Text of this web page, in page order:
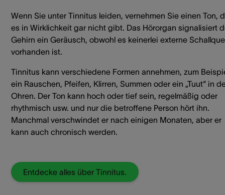
Wenn Sie unter Tinnitus leiden, vernehmen Sie einen Ton,
es in Wirklichkeit gar nicht gibt. Das Hörorgan signalisiert
Gehirn ein Geräusch, obwohl es keinerlei externe
vorhanden ist.
Tinnitus kann verschiedene Formen annehmen, zum
ein Rauschen, Pfeifen, Klirren, Summen oder ein „Tuut“ in
Ohren. Der Ton kann hoch oder tief sein, regelmäßig oder
rhythmisch usw. und nur die betroffene Person hört ihn.
Manchmal verschwindet er nach einigen Monaten, aber er
kann auch chronisch werden.
Entdecke alles über Tinnitus.